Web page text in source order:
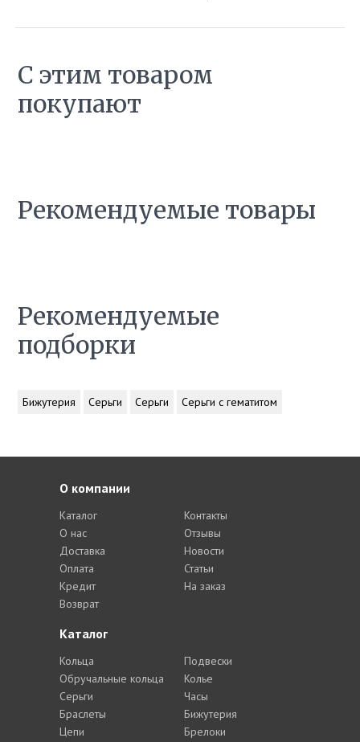
С этим товаром
покупают
Рекомендуемые товары
Рекомендуемые
подборки
Бижутерия Серьги Серьги Серьги с гематитом
Каталог
Кольца
Обручальные кольца
Серьги
Браслеты
Цепи
Подвески
Колье
Часы
Бижутерия
Брелоки
О компании
Каталог
О нас
Доставка
Оплата
Кредит
Возврат
Контакты
Отзывы
Новости
Статьи
На заказ